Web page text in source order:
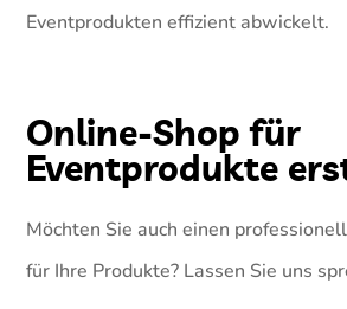
Eventprodukten effizient abwickelt.
Online-Shop für
Eventprodukte
Möchten Sie auch einen
für Ihre Produkte? Lassen Sie uns